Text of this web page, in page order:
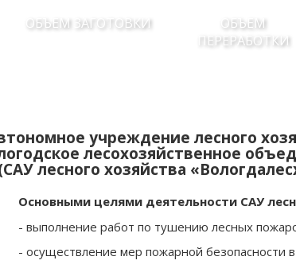
ОБЪЕМ ЗАГОТОВКИ
ОБЪЕМ
ПЕРЕРАБОТКИ
учреждение лесного
лесохозяйственное
лесного хозяйства
Основными целями деятельности САУ
- выполнение работ по тушению лесных
- осуществление мер пожарной безопасности в